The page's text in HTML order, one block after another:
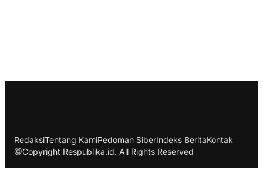
RedaksiTentang KamiPedoman SiberIndeks BeritaKontak
@Copyright Respublika.id. All Rights Reserved